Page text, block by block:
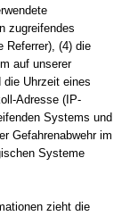
zugreifendes
Referrer), (4) die
auf unserer
die Uhrzeit eines
Adresse (IP-
Systems und
Gefahrenabwehr im
Systeme
zieht die